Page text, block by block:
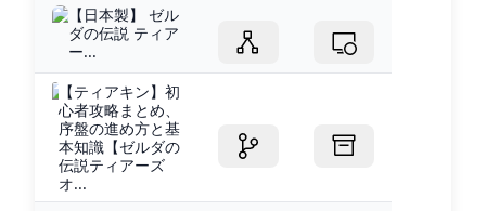
【日本製】 ゼル
ダの伝説 ティア
ー...
【ティアキン】初
心者攻略まとめ、
序盤の進め方と基
本知識【ゼルダの
伝説ティアーズ
オ...